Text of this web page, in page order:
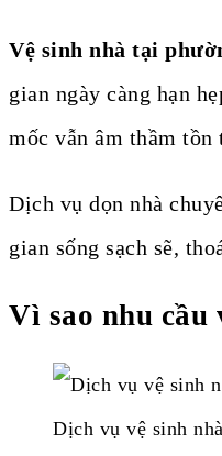
Vệ sinh nhà tại
gian ngày càng hạn
mốc vẫn âm thầm tồn
Dịch vụ dọn nhà
gian sống sạch sẽ,
Vì sao nhu cầu
Dịch vụ vệ sinh